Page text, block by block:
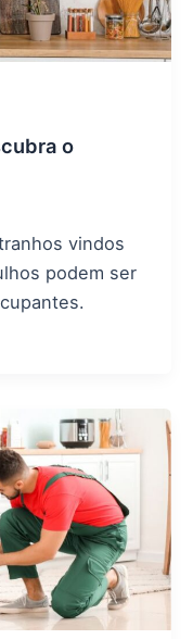
o
vindos
podem ser